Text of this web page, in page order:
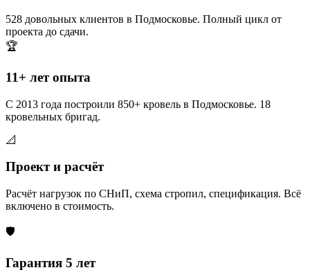
528 довольных клиентов в Подмосковье. Полный цикл от
проекта до сдачи.
🏆
11+ лет опыта
С 2013 года построили 850+ кровель в Подмосковье. 18
кровельных бригад.
📐
Проект и расчёт
Расчёт нагрузок по СНиП, схема стропил, спецификация. Всё
включено в стоимость.
🛡️
Гарантия 5 лет